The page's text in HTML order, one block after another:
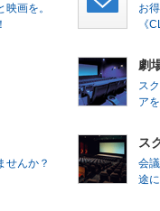
ンのご案内
画を。
お
《
劇
ス
ア
せんか？
ス
会
途